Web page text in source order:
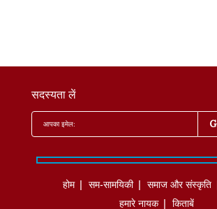
सदस्यता लें
होम सम-सामयिकी समाज और संस्कृति
हमारे नायक
किताबें